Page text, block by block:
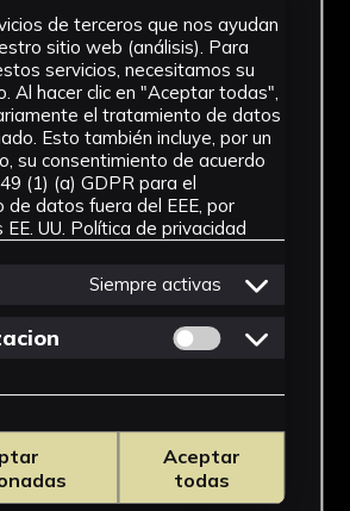
de terceros que nos ayudan
sitio web (análisis). Para
servicios, necesitamos su
Al hacer clic en "Aceptar todas",
el tratamiento de datos
Esto también incluye, por un
su consentimiento de acuerdo
(1) (a) GDPR para el
de datos fuera del EEE, por
UU. Política de privacidad
Siempre activas
Permitir cookies
Aceptar
todas